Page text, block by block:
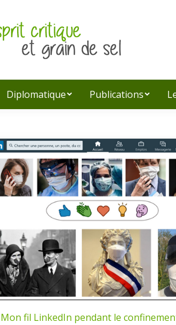
Diplomatique Publications
Mon fil LinkedIn pendant le